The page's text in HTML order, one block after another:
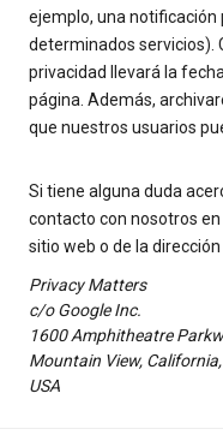
ejemplo, una
determinados servicios).
privacidad llevará la
página. Además,
que nuestros usuarios
Si tiene alguna duda
contacto con nosotros
sitio web o de la
Privacy Matters
c/o Google Inc.
1600 Amphitheatre
Mountain View,
USA